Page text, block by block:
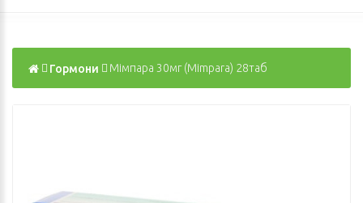
Гормони Мімпара 30мг (Mimpara) 28таб